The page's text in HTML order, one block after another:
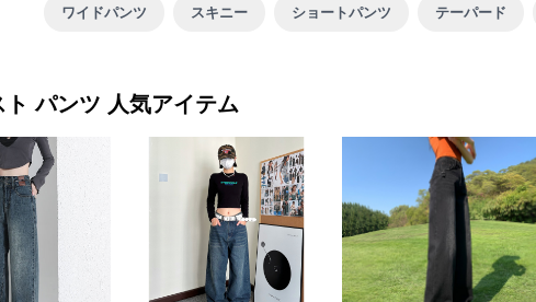
ワイドパンツ スキニー ショートパンツ テーパード
ト パンツ 人気アイテム